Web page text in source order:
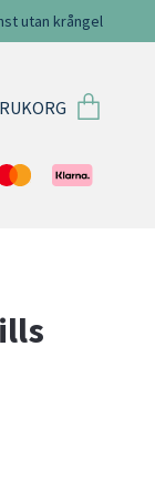
utan krångel